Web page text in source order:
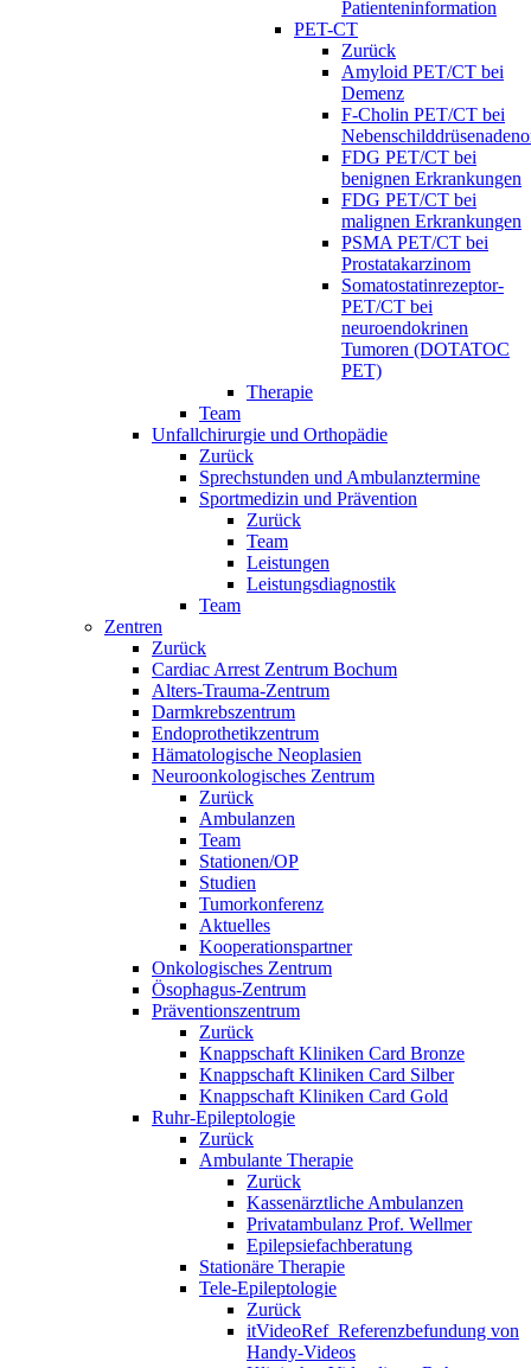
Patienteninformation
PET-CT
Zurück
Amyloid PET/CT bei
Demenz
F-Cholin PET/CT bei
FDG PET/CT bei
benignen Erkrankungen
FDG PET/CT bei
malignen Erkrankungen
PSMA PET/CT bei
Prostatakarzinom
Somatostatinrezeptor-
PET/CT bei
neuroendokrinen
Tumoren (DOTATOC
PET)
Therapie
Team
Unfallchirurgie und Orthopädie
Zurück
Sprechstunden und Ambulanztermine
Sportmedizin und Prävention
Zurück
Team
Leistungen
Leistungsdiagnostik
Team
Zentren
Zurück
Cardiac Arrest Zentrum Bochum
Alters-Trauma-Zentrum
Darmkrebszentrum
Endoprothetikzentrum
Hämatologische Neoplasien
Neuroonkologisches Zentrum
Zurück
Ambulanzen
Team
Stationen/OP
Studien
Tumorkonferenz
Aktuelles
Kooperationspartner
Onkologisches Zentrum
Ösophagus-Zentrum
Präventionszentrum
Zurück
Knappschaft Kliniken Card Bronze
Knappschaft Kliniken Card Silber
Knappschaft Kliniken Card Gold
Ruhr-Epileptologie
Zurück
Ambulante Therapie
Zurück
Kassenärztliche Ambulanzen
Privatambulanz Prof. Wellmer
Epilepsiefachberatung
Stationäre Therapie
Tele-Epileptologie
Zurück
itVideoRef_Referenzbefundung von
Handy-Videos